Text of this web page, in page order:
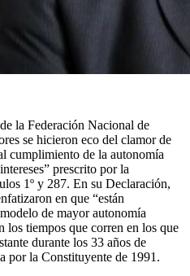
la Federación Nacional de
se hicieron eco del clamor de
cumplimiento de la autonomía
prescrito por la
1º y 287. En su Declaración,
en que “están
de mayor autonomía
los tiempos que corren en los que
durante los 33 años de
por la Constituyente de 1991.